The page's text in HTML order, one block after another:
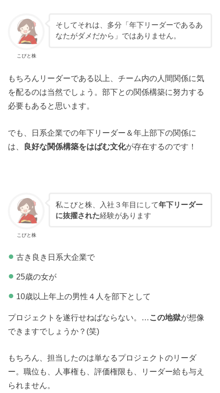
こびと株
そしてそれは、多分「年下リーダーであるあ
なたがダメだから」ではありません。
もちろんリーダーである以上、チーム内の人間関係に気
を配るのは当然でしょう。部下との関係構築に努力する
必要もあると思います。
でも、日系企業での年下リーダー＆年上部下の関係に
は、 良好な関係構築をはばむ文化が存在するのです！
こびと株
私こびと株、入社３年目にして年下リーダー
に抜擢された経験があります
古き良き日系大企業で
25歳の女が
10歳以上年上の男性４人を部下として
プロジェクトを遂行せねばならない。… この地獄が想像
できますでしょうか？(笑)
もちろん、担当したのは単なるプロジェクトのリーダ
ー。職位も、人事権も、評価権限も、リーダー給も与え
られません。